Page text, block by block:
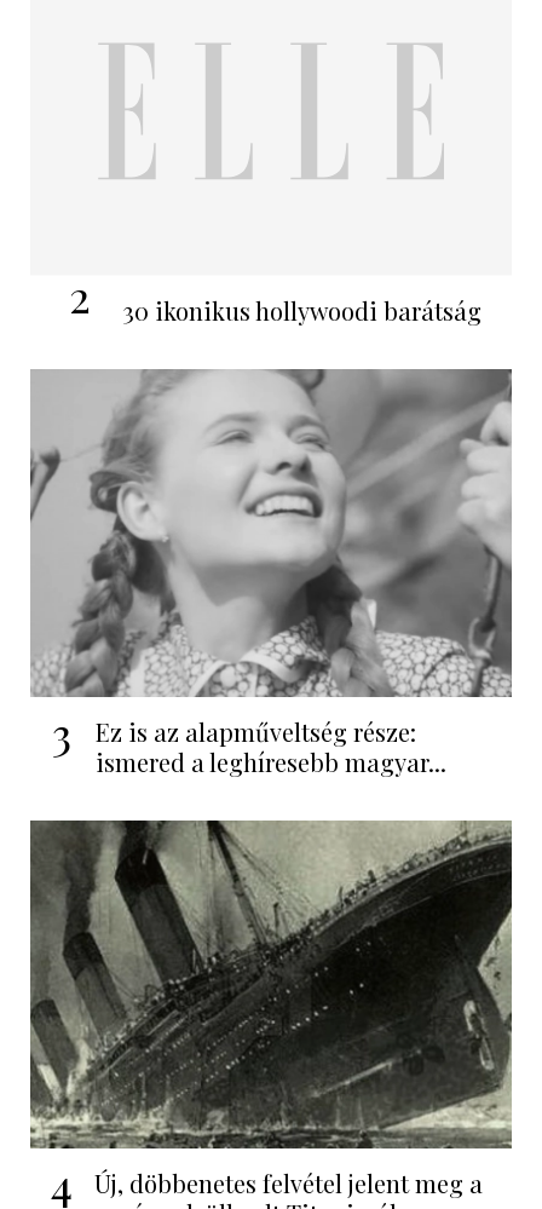
2 30 ikonikus hollywoodi barátság
3
Ez is az alapműveltség része:
ismered a leghíresebb magyar...
4
Új, döbbenetes felvétel jelent meg a